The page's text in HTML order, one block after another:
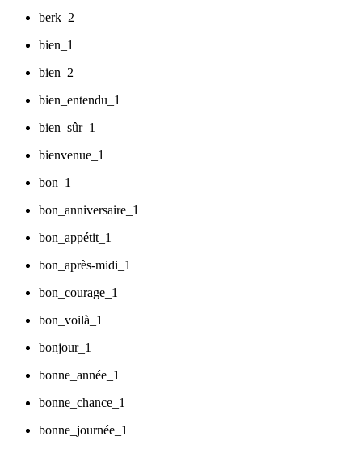
berk_2
bien_1
bien_2
bien_entendu_1
bien_sûr_1
bienvenue_1
bon_1
bon_anniversaire_1
bon_appétit_1
bon_après-midi_1
bon_courage_1
bon_voilà_1
bonjour_1
bonne_année_1
bonne_chance_1
bonne_journée_1